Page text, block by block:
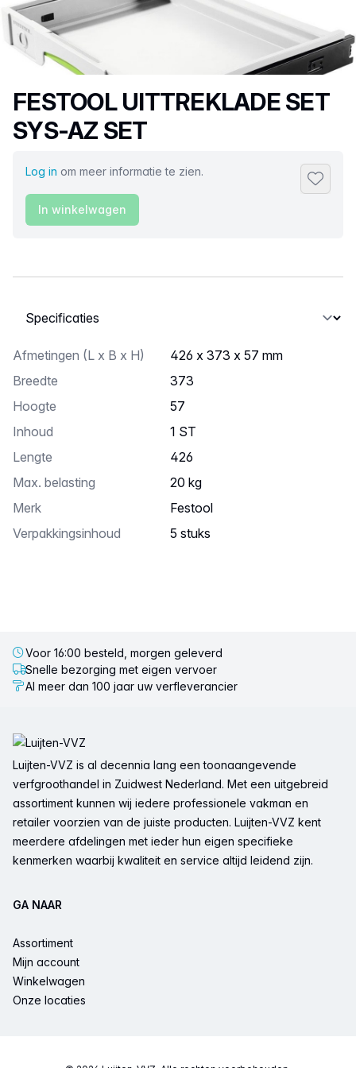
Productnaam
FESTOOL UITTREKLADE SET
SYS-AZ SET
Log in om meer informatie te zien.
In winkelwagen
Selecteer een tabblad
Afmetingen (L x B x H)
426 x 373 x 57 mm
breedte
373
hoogte
57
Inhoud
1 ST
lengte
426
Max. belasting
20 kg
Merk
Festool
Verpakkingsinhoud
5 stuks
Voor 16:00 besteld, morgen geleverd
Snelle bezorging met eigen vervoer
Al meer dan 100 jaar uw verfleverancier
Luijten-VVZ is al decennia lang een toonaangevende
verfgroothandel in Zuidwest Nederland. Met een uitgebreid
assortiment kunnen wij iedere professionele vakman en
retailer voorzien van de juiste producten. Luijten-VVZ kent
meerdere afdelingen met ieder hun eigen specifieke
kenmerken waarbij kwaliteit en service altijd leidend zijn.
GA NAAR
Assortiment
Mijn account
Winkelwagen
Onze locaties